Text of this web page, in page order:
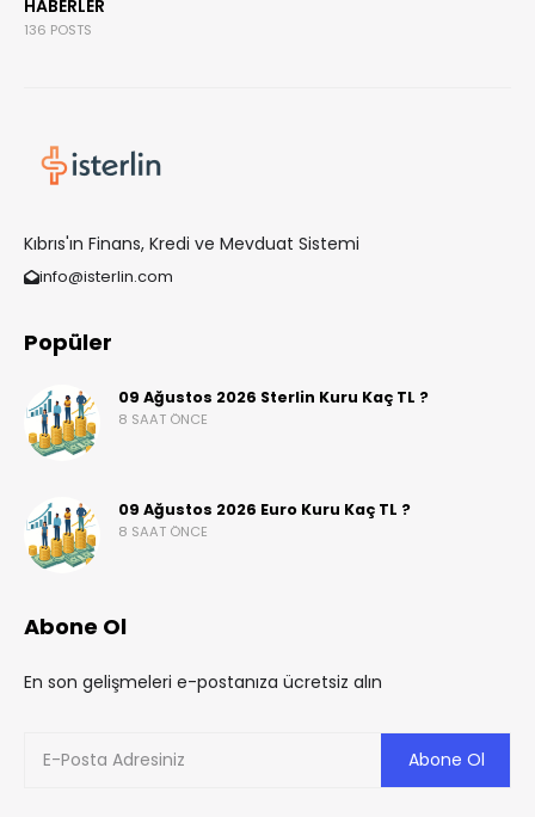
HABERLER
136 POSTS
Kıbrıs'ın Finans, Kredi ve Mevduat Sistemi
info@isterlin.com
Popüler
09 Ağustos 2026 Sterlin Kuru Kaç TL ?
8 SAAT ÖNCE
09 Ağustos 2026 Euro Kuru Kaç TL ?
8 SAAT ÖNCE
Abone Ol
En son gelişmeleri e-postanıza ücretsiz alın